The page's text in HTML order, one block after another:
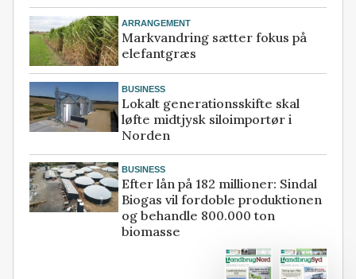
ARRANGEMENT
Markvandring sætter fokus på
elefantgræs
BUSINESS
Lokalt generationsskifte skal
løfte midtjysk siloimportør i
Norden
BUSINESS
Efter lån på 182 millioner: Sindal
Biogas vil fordoble produktionen
og behandle 800.000 ton
biomasse